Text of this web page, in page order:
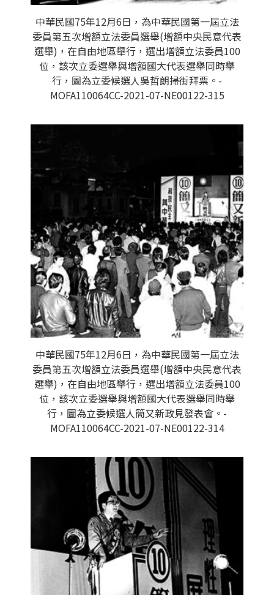
中華民國75年12月6日，為中華民國第一屆立法
委員第五次增額立法委員選舉(增額中央民意代表
選舉)，在自由地區舉行，選出增額立法委員100
位，該次立委選舉與增額國大代表選舉同時舉
行，圖為立委候選人吳哲朗掃街拜票。-
MOFA110064CC-2021-07-NE00122-315
中華民國75年12月6日，為中華民國第一屆立法
委員第五次增額立法委員選舉(增額中央民意代表
選舉)，在自由地區舉行，選出增額立法委員100
位，該次立委選舉與增額國大代表選舉同時舉
行，圖為立委候選人簡又新政見發表會。-
MOFA110064CC-2021-07-NE00122-314